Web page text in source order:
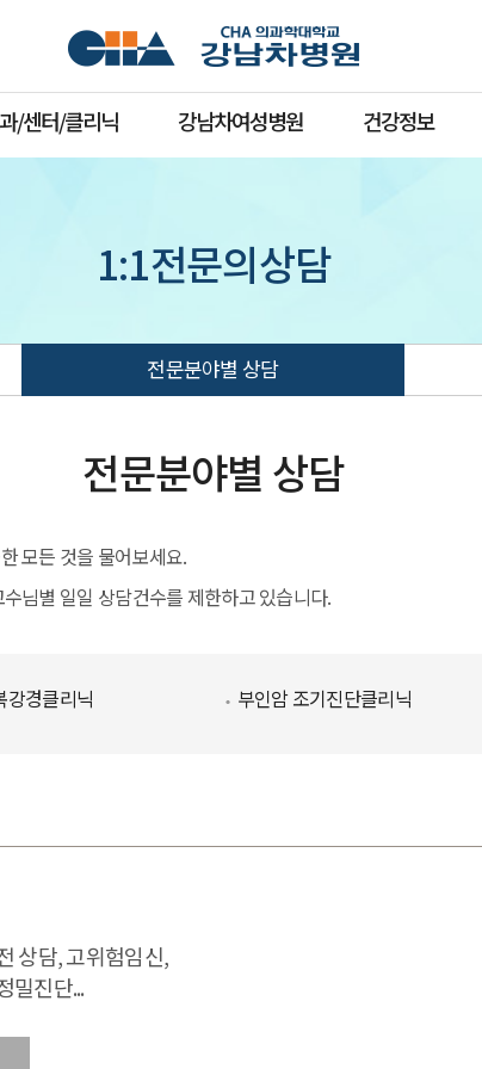
/센터/클리닉 강남차여성병원 건강정보
1:1전문의상담
전문분야별 상담
전문분야별 상담
모든 것을 물어보세요.
님별 일일 상담건수를 제한하고 있습니다.
강경클리닉 부인암 조기진단클리닉
상담, 고위험임신,
밀진단...